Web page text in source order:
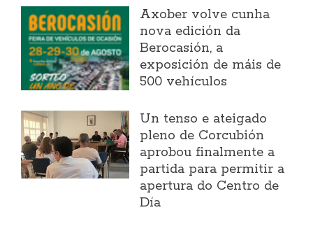
Axober volve cunha
nova edición da
Berocasión, a
exposición de máis de
500 vehículos
Un tenso e ateigado
pleno de Corcubión
aprobou finalmente a
partida para permitir a
apertura do Centro de
Día